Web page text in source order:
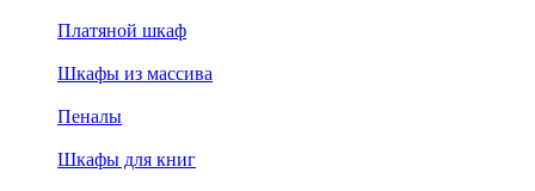
Платяной шкаф
Шкафы из массива
Пеналы
Шкафы для книг